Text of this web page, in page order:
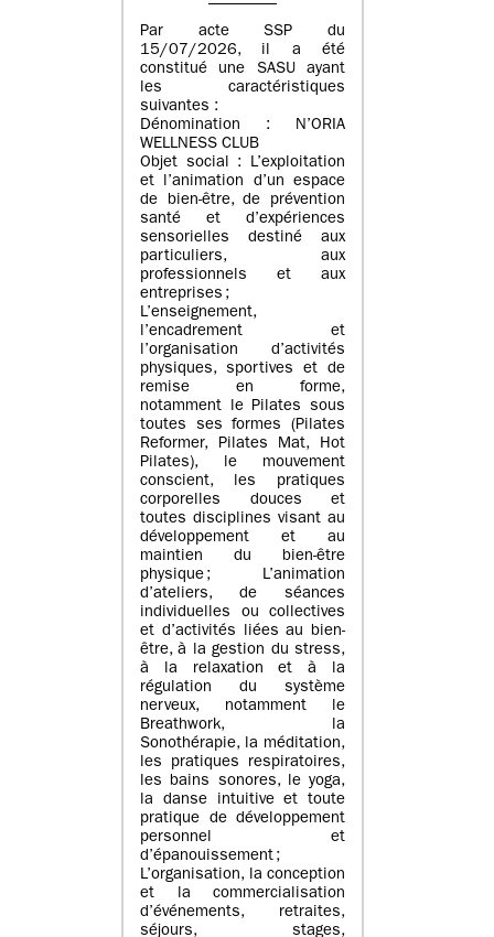
Par acte SSP du
15/07/2026, il a été
constitué une SASU ayant
les caractéristiques
suivantes :
Dénomination : N’ORIA
WELLNESS CLUB
Objet social : L’exploitation
et l’animation d’un espace
de bien-être, de prévention
santé et d’expériences
sensorielles destiné aux
particuliers, aux
professionnels et aux
entreprises ;
L’enseignement,
l’encadrement et
l’organisation d’activités
physiques, sportives et de
remise en forme,
notamment le Pilates sous
toutes ses formes (Pilates
Reformer, Pilates Mat, Hot
Pilates), le mouvement
conscient, les pratiques
corporelles douces et
toutes disciplines visant au
développement et au
maintien du bien-être
physique ; L’animation
d’ateliers, de séances
individuelles ou collectives
et d’activités liées au bien-
être, à la gestion du stress,
à la relaxation et à la
régulation du système
nerveux, notamment le
Breathwork, la
Sonothérapie, la méditation,
les pratiques respiratoires,
les bains sonores, le yoga,
la danse intuitive et toute
pratique de développement
personnel et
d’épanouissement ;
L’organisation, la conception
et la commercialisation
d’événements, retraites,
séjours, stages,